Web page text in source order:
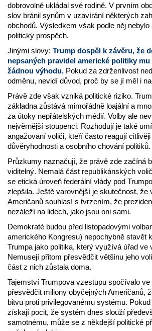
dobrovolně ukládal své rodině. V prvním
slov bránil synům v uzavírání některých
obchodů. Výsledkem však podle něj nebylo
politický prospěch.
Jinými slovy: Trump dospěl k závěru, že
nepsaných pravidel americké politiky
žádnou výhodu. Pokud za zdrženlivost
odměnu, nevidí důvod, proč by se jí měl i
Právě zde však vzniká politické riziko.
základna zůstává mimořádně loajální a
za útoky nepřátelských médií. Volby ale
nejvěrnější stoupenci. Rozhodují je také
angažovaní voliči, kteří často reagují
důvěryhodnosti a osobního chování politiků.
Průzkumy naznačují, že právě zde začíná
viditelný. Nemalá část republikánských
se etická úroveň federální vlády pod
zlepšila. Ještě varovnější je skutečnost, že
Američanů souhlasí s tvrzením, že
nezáleží na lidech, jako jsou oni sami.
Demokraté budou před listopadovými
amerického Kongresu) nepochybně stavět
Trumpa jako politika, který využívá úřad ve
Nemusejí přitom přesvědčit většinu jeho
část z nich zůstala doma.
Tajemství Trumpova vzestupu spočívalo
přesvědčit miliony obyčejných Američanů,
bitvu proti privilegovanému systému.
získají pocit, že systém dnes slouží
samotnému, může se z někdejší politické